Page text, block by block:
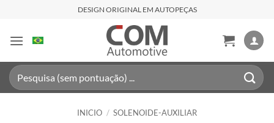
contenido
DESIGN ORIGINAL EM AUTOPEÇAS
Buscar
por:
INICIO / SOLENOIDE-AUXILIAR